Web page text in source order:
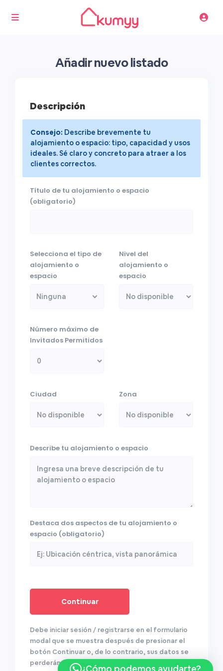
Añadir nuevo listado
Descripción
Consejo: Describe brevemente tu
alojamiento o espacio: tipo, capacidad y usos
ideales. Sé claro y concreto para atraer a los
clientes correctos.
Título de tu alojamiento o espacio
(obligatorio)
Selecciona el tipo de
alojamiento o
espacio
Ninguna
Nivel del
alojamiento o
espacio
Número máximo de
Invitados Permitidos
Ciudad Zona
Describe tu alojamiento o espacio
Destaca dos aspectos de tu alojamiento o
espacio (obligatorio)
Debe iniciar sesión / registrarse en el formulario
modal que se muestra después de presionar el
botón Continuar o, de lo contrario, sus datos se
perderán.